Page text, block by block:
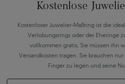
Kostenlose
Kostenloser Juwelier-Maßring ist die
Verlobungsrings oder der Eheringe
vollkommen gratis, Sie müssen ihn
Versandkosten tragen. Sie brauchen
Finger zu legen und seine